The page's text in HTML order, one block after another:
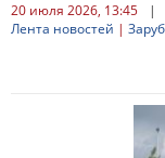
20 июля 2026, 13:45 |
Лента новостей |